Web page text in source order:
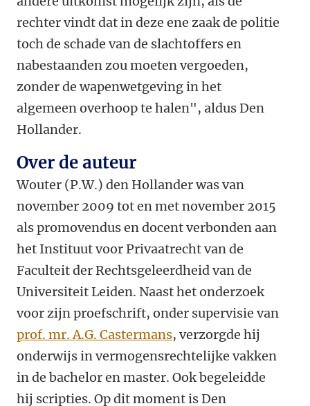
rechter vindt dat in deze ene zaak de politie
toch de schade van de slachtoffers en
nabestaanden zou moeten vergoeden,
zonder de wapenwetgeving in het
algemeen overhoop te halen", aldus Den
Hollander.
Over de auteur
Wouter (P.W.) den Hollander was van
november 2009 tot en met november 2015
als promovendus en docent verbonden aan
het Instituut voor Privaatrecht van de
Faculteit der Rechtsgeleerdheid van de
Universiteit Leiden. Naast het onderzoek
voor zijn proefschrift, onder supervisie van
prof. mr. A.G. Castermans, verzorgde hij
onderwijs in vermogensrechtelijke vakken
in de bachelor en master. Ook begeleidde
hij scripties. Op dit moment is Den